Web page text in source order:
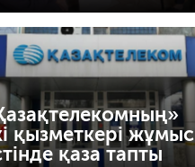
қызметкері жұмыс
қаза тапты